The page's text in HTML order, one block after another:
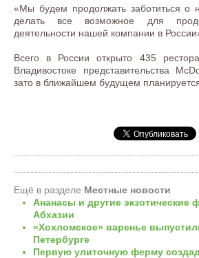
«Мы будем продолжать заботиться о
делать все возможное для
деятельности нашей компании в
Всего в России открыто 435
Владивостоке представительства
зато в ближайшем будущем
Ещё в разделе Местные новости
Ананасы и другие экзотические
Абхазии
«Хохломское» варенье
Петербурге
Первую улиточную ферму